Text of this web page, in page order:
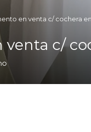
en venta c/ cochera
c/